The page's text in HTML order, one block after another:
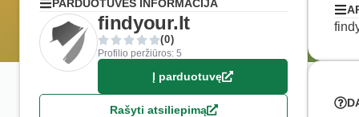
PARDUOTUVĖS INFORMACIJA
findyour.lt
(0)
Profilio peržiūros: 5
Į parduotuvę
Rašyti atsiliepimą